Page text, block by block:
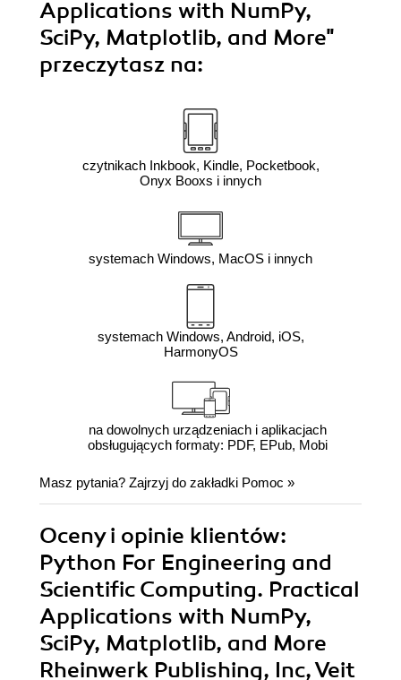
Applications with NumPy,
SciPy, Matplotlib, and More"
przeczytasz na:
czytnikach Inkbook, Kindle, Pocketbook,
Onyx Booxs i innych
systemach Windows, MacOS i innych
systemach Windows, Android, iOS,
HarmonyOS
na dowolnych urządzeniach i aplikacjach
obsługujących formaty: PDF, EPub, Mobi
Masz pytania? Zajrzyj do zakładki Pomoc »
Oceny i opinie klientów:
Python For Engineering and
Scientific Computing. Practical
Applications with NumPy,
SciPy, Matplotlib, and More
Rheinwerk Publishing, Inc, Veit